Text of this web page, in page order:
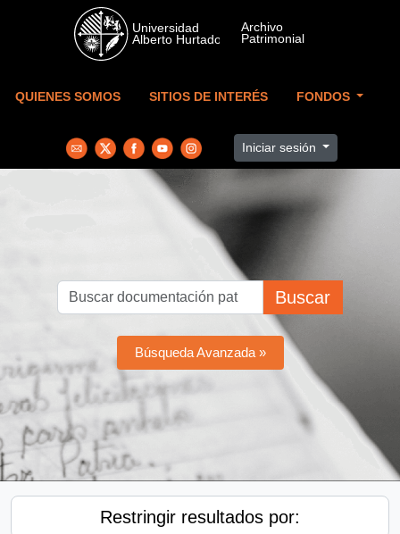
Skip to main content
QUIENES SOMOS SITIOS DE INTERÉS FONDOS
Iniciar sesión
Buscar
Búsqueda Avanzada »
Restringir resultados por: